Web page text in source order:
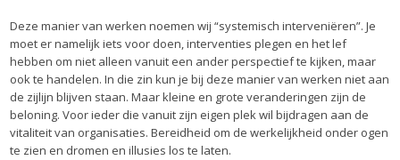
Deze manier van werken noemen wij “systemisch interveniëren”. Je
moet er namelijk iets voor doen, interventies plegen en het lef
hebben om niet alleen vanuit een ander perspectief te kijken, maar
ook te handelen. In die zin kun je bij deze manier van werken niet aan
de zijlijn blijven staan. Maar kleine en grote veranderingen zijn de
beloning. Voor ieder die vanuit zijn eigen plek wil bijdragen aan de
vitaliteit van organisaties. Bereidheid om de werkelijkheid onder ogen
te zien en dromen en illusies los te laten.